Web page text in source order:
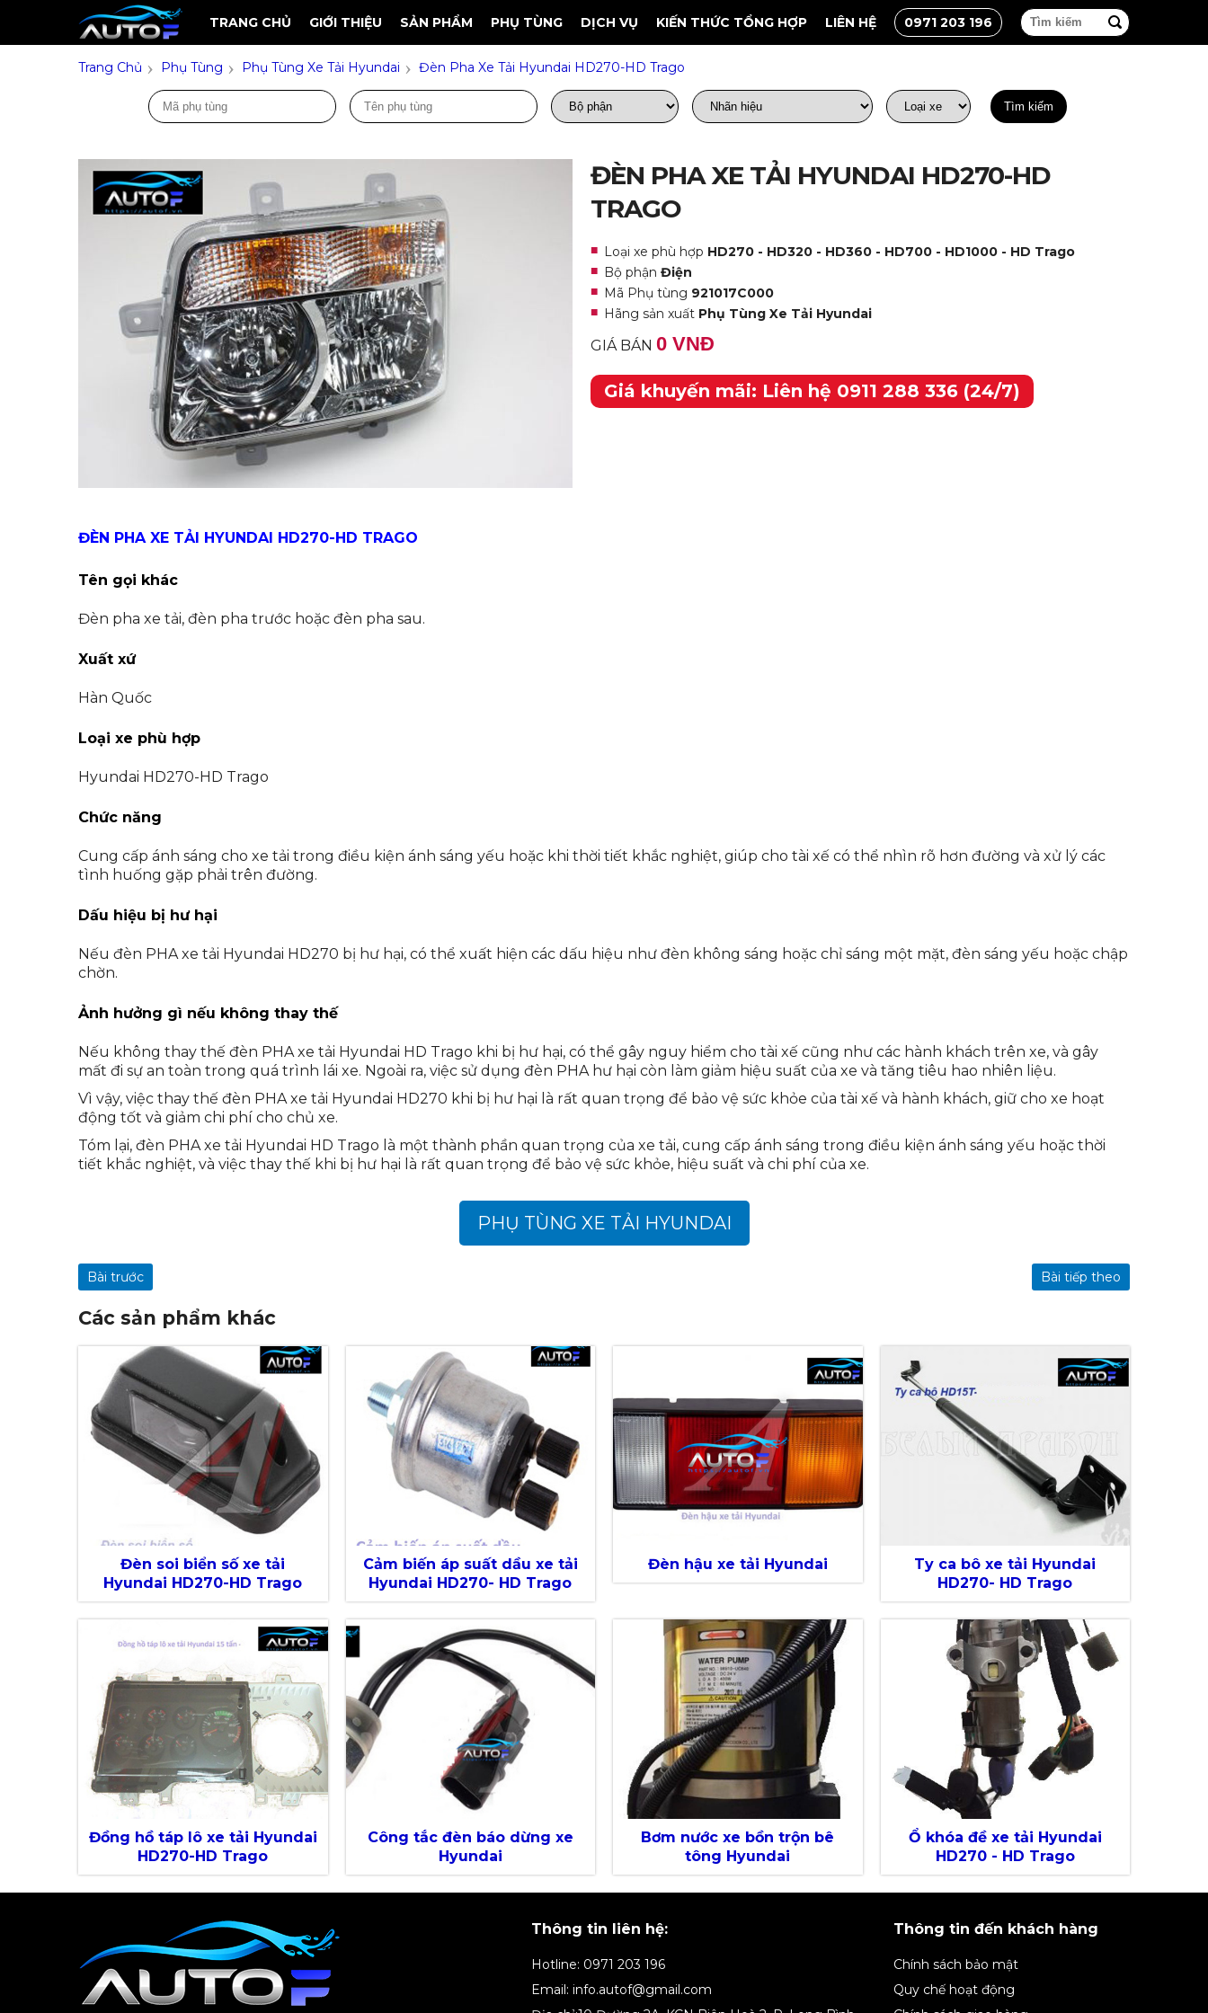
TRANG CHỦ GIỚI THIỆU SẢN PHẨM PHỤ TÙNG DỊCH VỤ KIẾN THỨC TỔNG HỢP LIÊN HỆ 0971 203 196
Trang Chủ › Phụ Tùng › Phụ Tùng Xe Tải Hyundai › Đèn Pha Xe Tải Hyundai HD270-HD Trago
Tìm kiếm
ĐÈN PHA XE TẢI HYUNDAI HD270-HD
TRAGO
Loại xe phù hợp HD270 - HD320 - HD360 - HD700 - HD1000 - HD Trago
Bộ phận Điện
Mã Phụ tùng 921017C000
Hãng sản xuất Phụ Tùng Xe Tải Hyundai
GIÁ BÁN 0 VNĐ
Giá khuyến mãi: Liên hệ 0911 288 336 (24/7)
ĐÈN PHA XE TẢI HYUNDAI HD270-HD TRAGO
Tên gọi khác
Đèn pha xe tải, đèn pha trước hoặc đèn pha sau.
Xuất xứ
Hàn Quốc
Loại xe phù hợp
Hyundai HD270-HD Trago
Chức năng
Cung cấp ánh sáng cho xe tải trong điều kiện ánh sáng yếu hoặc khi thời tiết khắc nghiệt, giúp cho tài xế có thể nhìn rõ hơn đường và xử lý các
tình huống gặp phải trên đường.
Dấu hiệu bị hư hại
Nếu đèn PHA xe tải Hyundai HD270 bị hư hại, có thể xuất hiện các dấu hiệu như đèn không sáng hoặc chỉ sáng một mặt, đèn sáng yếu hoặc chập
chờn.
Ảnh hưởng gì nếu không thay thế
Nếu không thay thế đèn PHA xe tải Hyundai HD Trago khi bị hư hại, có thể gây nguy hiểm cho tài xế cũng như các hành khách trên xe, và gây
mất đi sự an toàn trong quá trình lái xe. Ngoài ra, việc sử dụng đèn PHA hư hại còn làm giảm hiệu suất của xe và tăng tiêu hao nhiên liệu.
Vì vậy, việc thay thế đèn PHA xe tải Hyundai HD270 khi bị hư hại là rất quan trọng để bảo vệ sức khỏe của tài xế và hành khách, giữ cho xe hoạt
động tốt và giảm chi phí cho chủ xe.
Tóm lại, đèn PHA xe tải Hyundai HD Trago là một thành phần quan trọng của xe tải, cung cấp ánh sáng trong điều kiện ánh sáng yếu hoặc thời
tiết khắc nghiệt, và việc thay thế khi bị hư hại là rất quan trọng để bảo vệ sức khỏe, hiệu suất và chi phí của xe.
PHỤ TÙNG XE TẢI HYUNDAI
Bài trước Bài tiếp theo
Các sản phẩm khác
Đèn soi biển số xe tải
Hyundai HD270-HD Trago
Cảm biến áp suất dầu xe tải
Hyundai HD270- HD Trago
Đèn hậu xe tải Hyundai
Ty ca bô xe tải Hyundai
HD270- HD Trago
Đồng hồ táp lô xe tải Hyundai
HD270-HD Trago
Công tắc đèn báo dừng xe
Hyundai
Bơm nước xe bồn trộn bê
tông Hyundai
Ổ khóa đề xe tải Hyundai
HD270 - HD Trago
Thông tin liên hệ:
Hotline: 0971 203 196
Email: info.autof@gmail.com
Thông tin đến khách hàng
Chính sách bảo mật
Quy chế hoạt động